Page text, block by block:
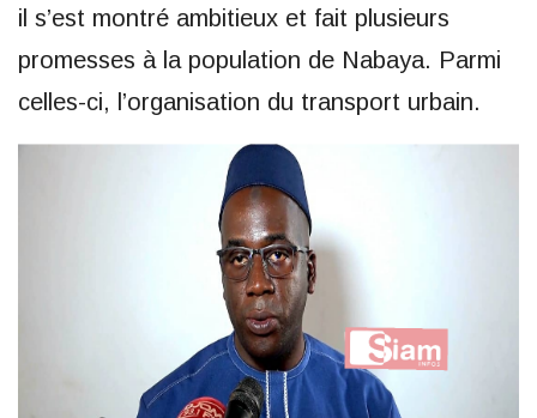
il s’est montré ambitieux et fait plusieurs
promesses à la population de Nabaya. Parmi
celles-ci, l’organisation du transport urbain.